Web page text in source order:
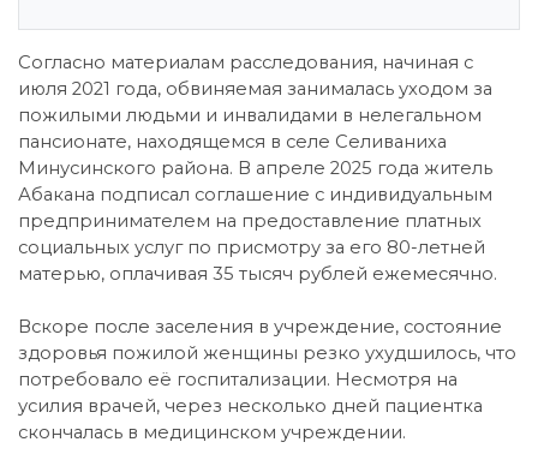
Согласно материалам расследования, начиная с
июля 2021 года, обвиняемая занималась уходом за
пожилыми людьми и инвалидами в нелегальном
пансионате, находящемся в селе Селиваниха
Минусинского района. В апреле 2025 года житель
Абакана подписал соглашение с индивидуальным
предпринимателем на предоставление платных
социальных услуг по присмотру за его 80-летней
матерью, оплачивая 35 тысяч рублей ежемесячно.
Вскоре после заселения в учреждение, состояние
здоровья пожилой женщины резко ухудшилось, что
потребовало её госпитализации. Несмотря на
усилия врачей, через несколько дней пациентка
скончалась в медицинском учреждении.